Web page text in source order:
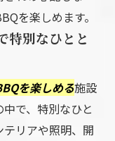
を楽しめます。
特別なひとと
を楽しめる施設
で、特別なひと
リアや照明、開